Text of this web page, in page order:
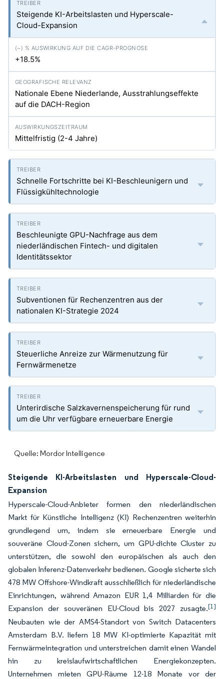
Steigende KI-Arbeitslasten und Hyperscale-
Cloud-Expansion
+18.5%
Nationale Ebene Niederlande, Ausstrahlungseffekte
auf die DACH-Region
Mittelfristig (2-4 Jahre)
Schnelle Fortschritte bei KI-Beschleunigern und
Flüssigkühltechnologie
Beschleunigte GPU-Nachfrage aus dem
niederländischen Fintech- und digitalen
Identitätssektor
Subventionen für Rechenzentren aus der
nationalen KI-Strategie 2024
Steuerliche Anreize zur Wärmenutzung für
Fernwärmenetze
Unterirdische Salzkavernenspeicherung für rund
um die Uhr verfügbare erneuerbare Energie
Quelle: Mordor Intelligence
Steigende KI-Arbeitslasten und Hyperscale-Cloud-
Expansion
Hyperscale-Cloud-Anbieter formen den niederländischen
Markt für Künstliche Intelligenz (KI) Rechenzentren weiterhin
grundlegend um, indem sie erneuerbare Energie und
souveräne Cloud-Zonen sichern, um GPU-dichte Cluster zu
unterstützen, die sowohl den europäischen als auch den
globalen Inferenz-Datenverkehr bedienen. Google sicherte sich
478 MW Offshore-Windkraft ausschließlich für niederländische
Einrichtungen, während Amazon EUR 1,4 Milliarden für die
Expansion der souveränen EU-Cloud bis 2027 zusagte.[1]
Neubauten wie der AMS4-Standort von Switch Datacenters
Amsterdam B.V. liefern 18 MW KI-optimierte Kapazität mit
Fernwärmeintegration und unterstreichen damit einen Wandel
hin zu kreislaufwirtschaftlichen Energiekonzepten.
Unternehmen mieten GPU-Räume 12-18 Monate vor der